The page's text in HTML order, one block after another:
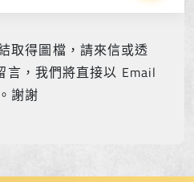
取得圖檔，請來信或透
言，我們將直接以 Email
謝謝